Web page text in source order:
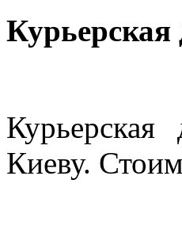
Курьерская
Курьерская
Киеву.